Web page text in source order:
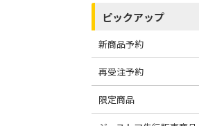
ピックアップ
新商品予約
再受注予約
限定商品